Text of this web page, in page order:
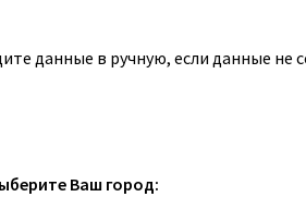
данные в ручную, если данные
Ваш город: